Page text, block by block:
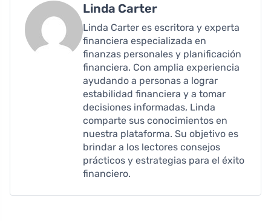
Linda Carter
Linda Carter es escritora y experta
financiera especializada en
finanzas personales y planificación
financiera. Con amplia experiencia
ayudando a personas a lograr
estabilidad financiera y a tomar
decisiones informadas, Linda
comparte sus conocimientos en
nuestra plataforma. Su objetivo es
brindar a los lectores consejos
prácticos y estrategias para el éxito
financiero.